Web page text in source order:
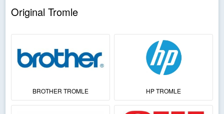
Original Tromle
BROTHER TROMLE HP TROMLE